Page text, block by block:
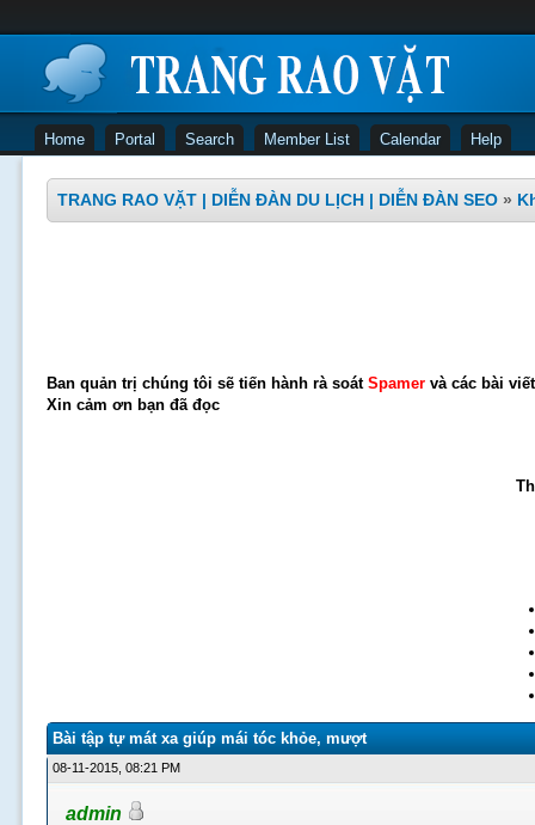
Home Portal Search Member List Calendar Help
TRANG RAO VẶT | DIỄN ĐÀN DU LỊCH | DIỄN ĐÀN SEO »
Ban quản trị chúng tôi sẽ tiến hành rà soátSpamer và các bài
Xin cảm ơn bạn đã đọc
Bài tập tự mát xa giúp mái tóc khỏe, mượt
08-11-2015, 08:21 PM
admin